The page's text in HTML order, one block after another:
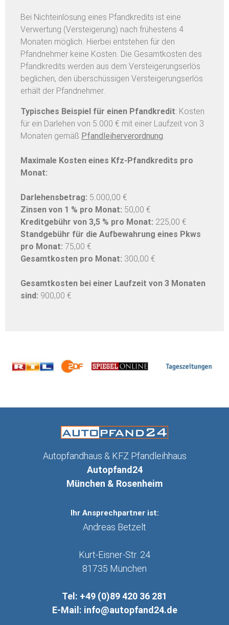
Bei Nichteinlösung eines Pfandkredits ist eine
Verwertung (Versteigerung) nach frühestens 4
Monaten möglich. Hierbei entstehen für den
Pfandnehmer keine Kosten. Die Gesamtkosten des
Pfandkredits werden aus dem Versteigerungserlös
beglichen, den überschüssigen Versteigerungserlös
erhält der Pfandnehmer.
Typisches Beispiel für einen Pfandkredit: Kosten
für ein Darlehen von 5.000 € mit einer Laufzeit von 3
Monaten gemäß Pfandleiherverordnung.
Maximale Kosten eines Kfz-Pfandkredits pro
Monat:
Darlehensbetrag: 5.000,00 €
Zinsen von 1 % pro Monat: 50,00 €
Kreditgebühr von 3,5 % pro Monat: 225,00 €
Standgebühr für die Aufbewahrung eines Pkws
pro Monat: 75,00 €
Gesamtkosten pro Monat: 300,00 €
Gesamtkosten bei einer Laufzeit von 3 Monaten
sind: 900,00 €
Autopfandhaus & KFZ Pfandleihhaus
Autopfand24
München & Rosenheim
Ihr Ansprechpartner ist:
Andreas Betzelt
Kurt-Eisner-Str. 24
81735 München
Tel: +49 (0)89 420 36 281
E-Mail: info@autopfand24.de